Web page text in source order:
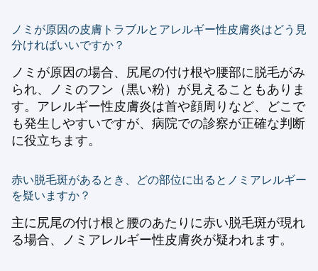
ノミが原因の皮膚トラブルとアレルギー性皮膚炎はどう見
分ければいいですか？
ノミが原因の場合、尻尾の付け根や腰部に脱毛がみ
られ、ノミのフン（黒い粉）が見えることもありま
す。アレルギー性皮膚炎は首や顔周りなど、どこで
も発生しやすいですが、病院での診察が正確な判断
に役立ちます。
赤い脱毛斑があるとき、どの部位に出るとノミアレルギー
を疑いますか？
主に尻尾の付け根と腰のあたりに赤い脱毛斑が現れ
る場合、ノミアレルギー性皮膚炎が疑われます。